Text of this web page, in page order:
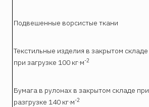
Подвешенные ворсистые ткани
Текстильные изделия в закрытом складе
при загрузке 100 кг·м-2
Бумага в рулонах в закрытом складе при
разгрузке 140 кг·м-2